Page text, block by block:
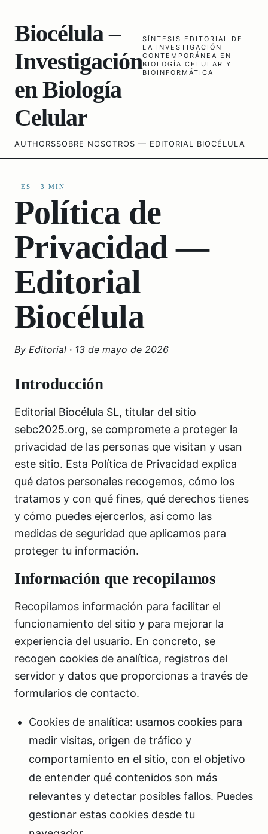
Biocélula –
Investigación
en Biología
Celular
SÍNTESIS EDITORIAL DE
LA INVESTIGACIÓN
CONTEMPORÁNEA EN
BIOLOGÍA CELULAR Y
BIOINFORMÁTICA
AUTHORSSOBRE NOSOTROS — EDITORIAL BIOCÉLULA
· ES · 3 MIN
Política de
Privacidad —
Editorial
Biocélula
By Editorial · 13 de mayo de 2026
Introducción
Editorial Biocélula SL, titular del sitio
sebc2025.org, se compromete a proteger la
privacidad de las personas que visitan y usan
este sitio. Esta Política de Privacidad explica
qué datos personales recogemos, cómo los
tratamos y con qué fines, qué derechos tienes
y cómo puedes ejercerlos, así como las
medidas de seguridad que aplicamos para
proteger tu información.
Información que recopilamos
Recopilamos información para facilitar el
funcionamiento del sitio y para mejorar la
experiencia del usuario. En concreto, se
recogen cookies de analítica, registros del
servidor y datos que proporcionas a través de
formularios de contacto.
Cookies de analítica: usamos cookies para
medir visitas, origen de tráfico y
comportamiento en el sitio, con el objetivo
de entender qué contenidos son más
relevantes y detectar posibles fallos. Puedes
gestionar estas cookies desde tu